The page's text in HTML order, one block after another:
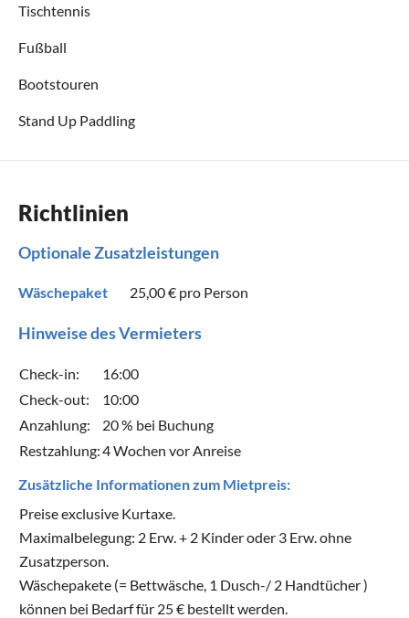
Tischtennis
Fußball
Bootstouren
Stand Up Paddling
Richtlinien
Optionale Zusatzleistungen
Wäschepaket 25,00 € pro Person
Hinweise des Vermieters
Check-in:
16:00
Check-out:
10:00
Anzahlung:
20 % bei Buchung
Restzahlung:4 Wochen vor Anreise
Zusätzliche Informationen zum Mietpreis:
Preise exclusive Kurtaxe.
Maximalbelegung: 2 Erw. + 2 Kinder oder 3 Erw. ohne
Zusatzperson.
Wäschepakete (= Bettwäsche, 1 Dusch-/ 2 Handtücher )
können bei Bedarf für 25 € bestellt werden.